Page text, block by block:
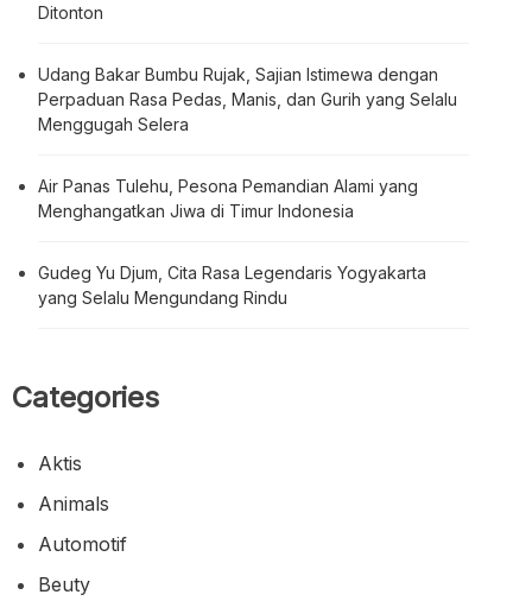
Ditonton
Udang Bakar Bumbu Rujak, Sajian Istimewa dengan
Perpaduan Rasa Pedas, Manis, dan Gurih yang Selalu
Menggugah Selera
Air Panas Tulehu, Pesona Pemandian Alami yang
Menghangatkan Jiwa di Timur Indonesia
Gudeg Yu Djum, Cita Rasa Legendaris Yogyakarta
yang Selalu Mengundang Rindu
Categories
Aktis
Animals
Automotif
Beuty